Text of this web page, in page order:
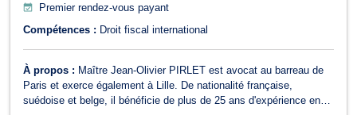
Premier rendez-vous payant
Compétences : Droit fiscal international
À propos : Maître Jean-Olivier PIRLET est avocat au barreau de
Paris et exerce également à Lille. De nationalité française,
suédoise et belge, il bénéficie de plus de 25 ans d'expérience en